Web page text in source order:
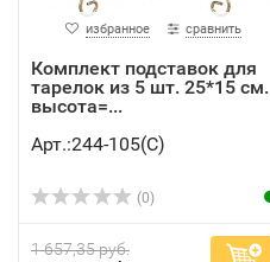
избранное сравнить
Комплект подставок для
тарелок из 5 шт. 25*15 см.
высота=...
Арт.:244-105(C)
(0)
1 657,35 руб.